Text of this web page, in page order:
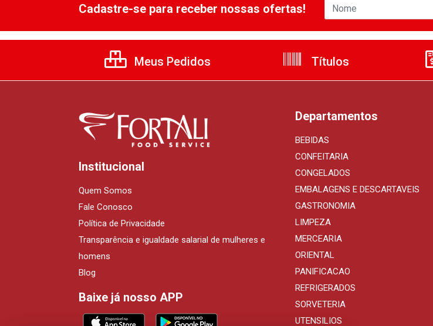
Cadastre-se para receber nossas ofertas!
Meus Pedidos Títulos
Institucional
Quem Somos
Fale Conosco
Política de Privacidade
Transparência e igualdade salarial de mulheres e
homens
Blog
Baixe já nosso APP
Departamentos
BEBIDAS
CONFEITARIA
CONGELADOS
EMBALAGENS E DESCARTAVEIS
GASTRONOMIA
LIMPEZA
MERCEARIA
ORIENTAL
PANIFICACAO
REFRIGERADOS
SORVETERIA
UTENSILIOS